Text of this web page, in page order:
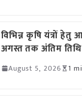
विभिन्न कृषि यंत्रों
अगस्त तक अंतिम तिथि
August 5, 2026 1